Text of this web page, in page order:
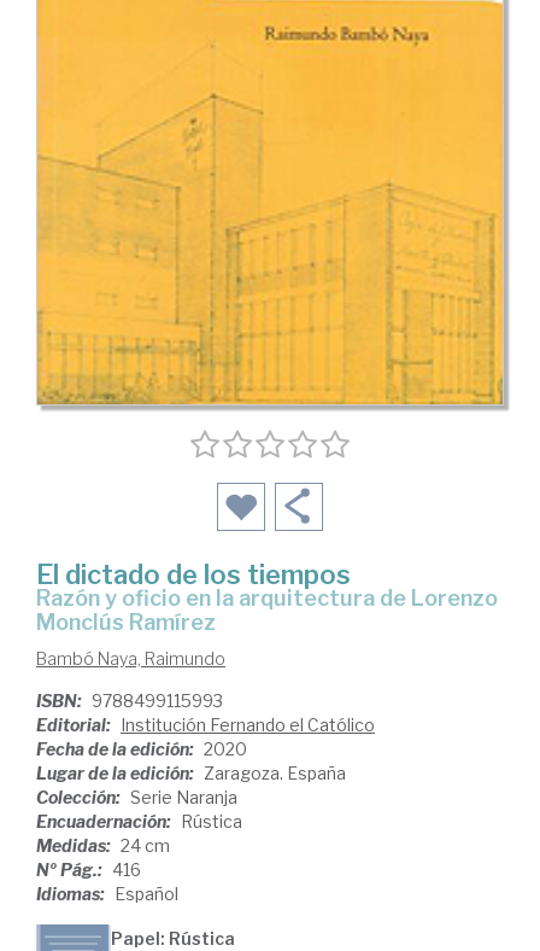
El dictado de los tiempos
Razón y oficio en la arquitectura de Lorenzo
Monclús Ramírez
Bambó Naya, Raimundo
ISBN: 9788499115993
Editorial: Institución Fernando el Católico
Fecha de la edición: 2020
Lugar de la edición: Zaragoza. España
Colección: Serie Naranja
Encuadernación: Rústica
Medidas: 24 cm
Nº Pág.: 416
Idiomas: Español
Papel: Rústica